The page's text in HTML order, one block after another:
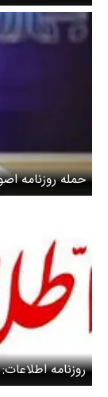
ویرانه‌ها!
حمله روزنامه
رفراندوم /
روزنامه
ایرانیان خارج